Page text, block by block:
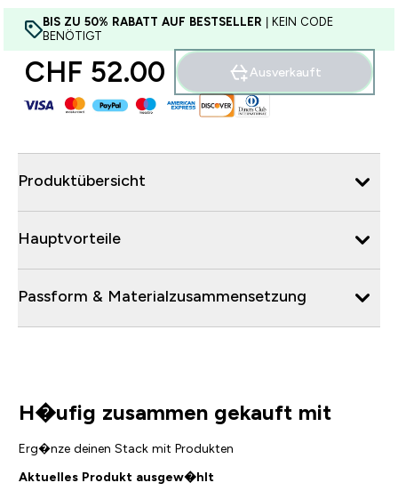
BIS ZU 50% RABATT AUF BESTSELLER | KEIN CODE
BENÖTIGT
CHF 52.00‎ Ausverkauft
Produktübersicht
Hauptvorteile
Passform & Materialzusammensetzung
H�ufig zusammen gekauft mit
Erg�nze deinen Stack mit Produkten
Aktuelles Produkt ausgew�hlt